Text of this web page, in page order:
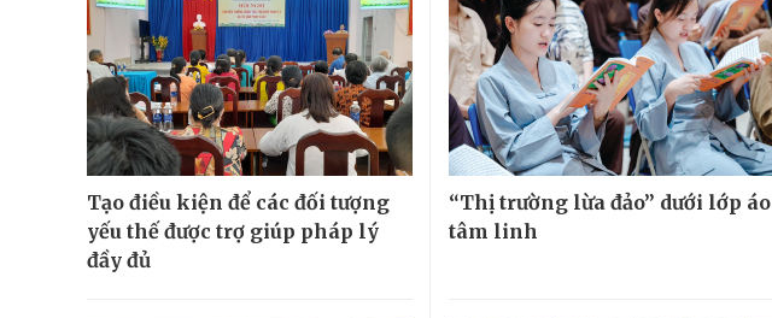
Tạo điều kiện để các đối tượng
yếu thế được trợ giúp pháp lý
đầy đủ
“Thị trường lừa đảo” dưới lớp áo
tâm linh